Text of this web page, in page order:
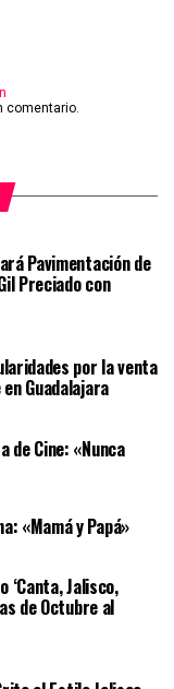
comentario.
Pavimentación de
Preciado con
por la venta
Guadalajara
de Cine: «Nunca
«Mamá y Papá»
‘Canta, Jalisco,
de Octubre al